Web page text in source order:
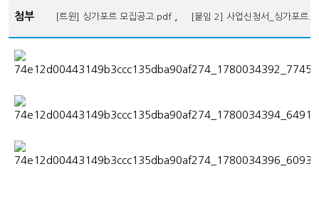
첨부 [트윈] 싱가포르 모집공고.pdf [붙임 2] 사업신청서_싱가포르